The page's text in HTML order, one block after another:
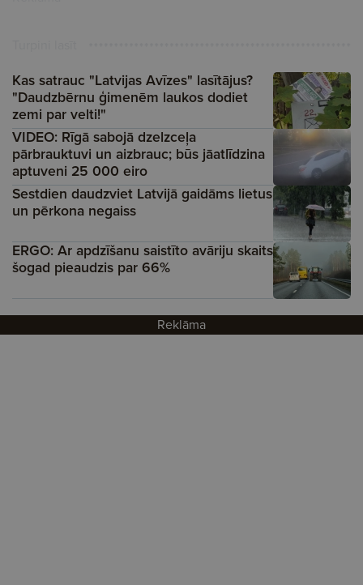
Kas satrauc "Latvijas Avīzes" lasītājus?
"Daudzbērnu ģimenēm laukos dodiet
zemi par velti!"
VIDEO: Rīgā sabojā dzelzceļa
pārbrauktuvi un aizbrauc; būs jāatlīdzina
aptuveni 25 000 eiro
Sestdien daudzviet Latvijā gaidāms lietus
un pērkona negaiss
ERGO: Ar apdzīšanu saistīto avāriju skaits
šogad pieaudzis par 66%
Reklāma